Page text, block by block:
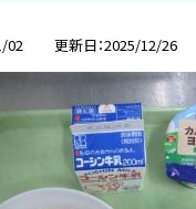
02 更新日 2025/12/26